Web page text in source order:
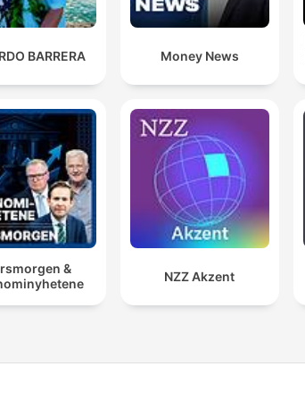
BARRERA Money News
&
NZZ Akzent